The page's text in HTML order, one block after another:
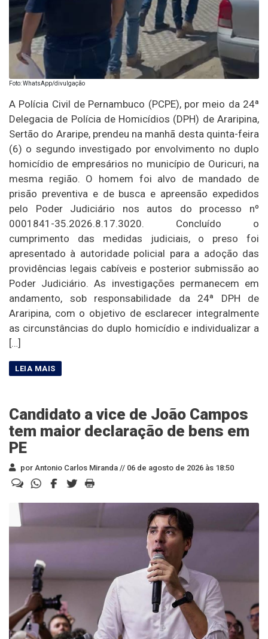
Foto: WhatsApp/divulgação
A Polícia Civil de Pernambuco (PCPE), por meio da 24ª
Delegacia de Polícia de Homicídios (DPH) de Araripina,
Sertão do Araripe, prendeu na manhã desta quinta-feira
(6) o segundo investigado por envolvimento no duplo
homicídio de empresários no município de Ouricuri, na
mesma região. O homem foi alvo de mandado de
prisão preventiva e de busca e apreensão expedidos
pelo Poder Judiciário nos autos do processo nº
0001841-35.2026.8.17.3020. Concluído o
cumprimento das medidas judiciais, o preso foi
apresentado à autoridade policial para a adoção das
providências legais cabíveis e posterior submissão ao
Poder Judiciário. As investigações permanecem em
andamento, sob responsabilidade da 24ª DPH de
Araripina, com o objetivo de esclarecer integralmente
as circunstâncias do duplo homicídio e individualizar a
[…]
Candidato a vice de João Campos
tem maior declaração de bens em
PE
por Antonio Carlos Miranda // 06 de agosto de 2026 às 18:50